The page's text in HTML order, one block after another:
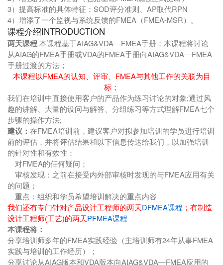
3）提高标准的具体特征：SOD评分准则、AP取代RPN
4）增添了一个监视与系统反馈的FMEA（FMEA-MSR）。
课程介绍INTRODUCTION
两天课程本课程基于AIAG&VDA—FMEA手册；本课程将讨论
从AIAG的FMEA手册或VDA的FMEA手册向AIAG&VDA—FMEA
手册过渡的方法；
本课程以FMEA的认知、评审、FMEA与其他工作的关联为目
标；
我们在培训中直接使用客户的产品作为练习讨论的对象;通过风
趣的讲解、大量的设问与解答、分组练习等方式理解FMEA七个
步骤的操作方法;
建议： 在FMEA培训前，建议客户对拟参加培训的学员进行培训
前的评估，并将评估结果和以下信息传达给我们，以加强培训
的针对性和有效性：
对FMEA的任何疑问；
审核发现：之前在接受内外部审核时发现的与FMEA应用有关
的问题；
重点：组织和学员希望培训解决的重点内容
我们还有专门针对产品设计工程师的两天DFMEA课程 ；有制造
设计工程师(工艺)的两天PFMEA课程
本课程将：
分享培训师多年的FMEA实践经验（主培训师有24年从事FMEA
实践与培训的工作经历）；
分享讨论从AIAG版本和VDA版本向AIAG&VDA—FMEA应用的